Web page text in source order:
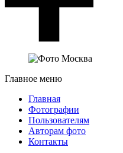
Главное меню
Главная
Фотографии
Пользователям
Авторам фото
Контакты